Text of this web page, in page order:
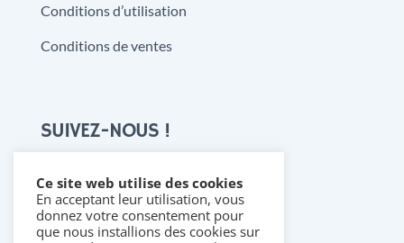
Conditions d’utilisation
Conditions de ventes
SUIVEZ-NOUS !

Ce site web utilise des cookies
En acceptant leur utilisation, vous
donnez votre consentement pour
que nous installions des cookies sur